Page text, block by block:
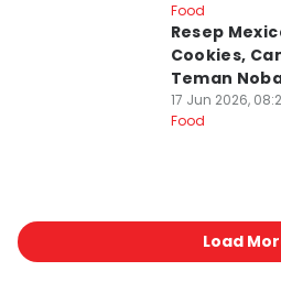
Food
Resep
Cookies,
Teman
17 Jun 2026,
Food
Load